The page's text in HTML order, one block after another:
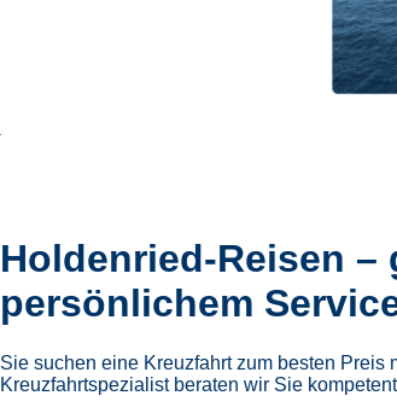
Holdenried-Reisen
persönlichem
Sie suchen eine Kreuzfahrt zum besten
Kreuzfahrtspezialist beraten wir Sie